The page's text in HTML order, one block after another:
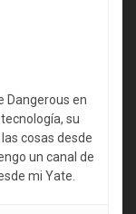
Dangerous en
su
cosas desde
un canal de
mi Yate.